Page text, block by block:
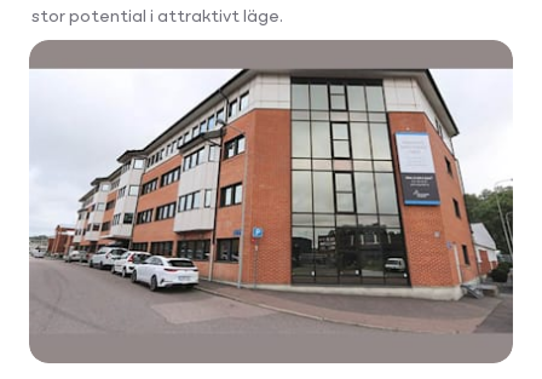
stor potential i attraktivt läge.